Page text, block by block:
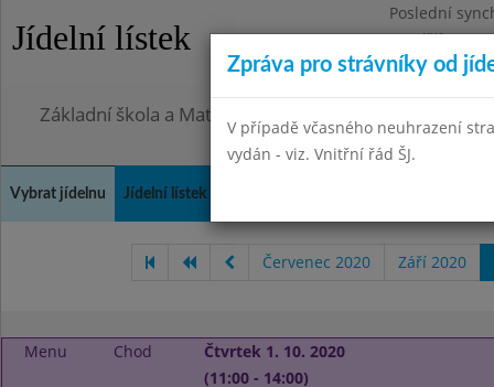
Jídelní lístek
Poslední
Pondělí
Omezení
Základní škola a Mateřská škola, Praha 4, Ohradní 49
Vybrat jídelnu Jídelní lístek
Červenec 2020 Září 2020
Menu Chod
Čtvrtek 1. 10. 2020
(11:00 - 14:00)
Zpráva pro strávníky od
V případě včasného neuhrazení
vydán - viz. Vnitřní řád ŠJ.